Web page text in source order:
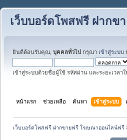
เว็บบอร์ดโพสฟรี ฝาก
ยินดีต้อนรับคุณ, บุคคลทั่วไป กรุณา เข้าสู่ระบบ
เข้าสู่ระบบด้วยชื่อผู้ใช้ รหัสผ่าน และระยะเวลา
หน้าแรก ช่วยเหลือ ค้นหา เข้าสู่ระบบ
เว็บบอร์ดโพสฟรี ฝากขายฟรี โฆษณาออนไลน์ฟรี